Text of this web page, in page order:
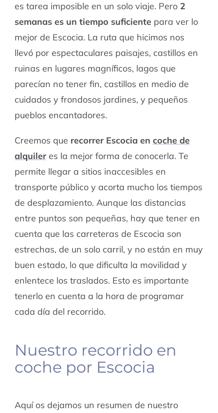
es tarea imposible en un solo viaje. Pero 2
semanas es un tiempo suficientepara ver lo
mejor de Escocia. La ruta que hicimos nos
llevó por espectaculares paisajes, castillos en
ruinas en lugares magníficos, lagos que
parecían no tener fin, castillos en medio de
cuidados y frondosos jardines, y pequeños
pueblos encantadores.
Creemos que recorrer Escocia en coche de
alquileres la mejor forma de conocerla. Te
permite llegar a sitios inaccesibles en
transporte público y acorta mucho los tiempos
de desplazamiento. Aunque las distancias
entre puntos son pequeñas, hay que tener en
cuenta que las carreteras de Escocia son
estrechas, de un solo carril, y no están en muy
buen estado, lo que dificulta la movilidad y
enlentece los traslados. Esto es importante
tenerlo en cuenta a la hora de programar
cada día del recorrido.
Nuestro recorrido en
coche por Escocia
Aquí os dejamos un resumen de nuestro